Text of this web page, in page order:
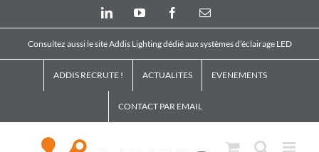
LinkedInYouTube FacebookEmail
Consultez aussi le site Addis Lighting dédié aux systèmes d’éclairage LED
ADDIS RECRUTE ! ACTUALITES EVENEMENTS
CONTACT PAR EMAIL